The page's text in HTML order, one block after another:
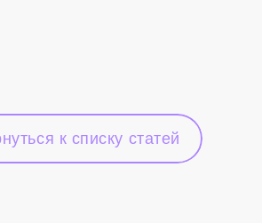
к списку статей